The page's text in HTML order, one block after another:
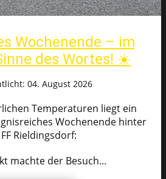
Wochenende – im
des Wortes! ☀️
04. August 2026
Temperaturen liegt ein
Wochenende hinter
Rieldingsdorf:
machte der Besuch...